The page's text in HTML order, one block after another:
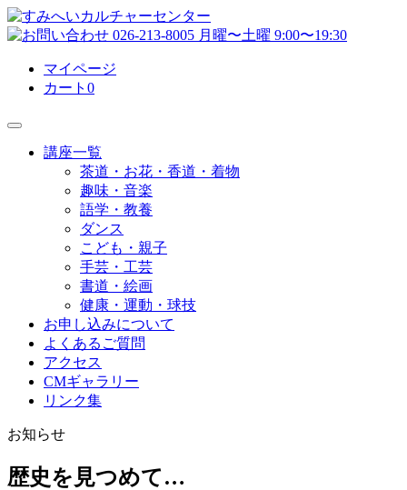
マイページ
カート 0
講座一覧
茶道・お花・香道・着物
趣味・音楽
語学・教養
ダンス
こども・親子
手芸・工芸
書道・絵画
健康・運動・球技
お申し込みについて
よくあるご質問
アクセス
CMギャラリー
リンク集
お知らせ
歴史を見つめて…